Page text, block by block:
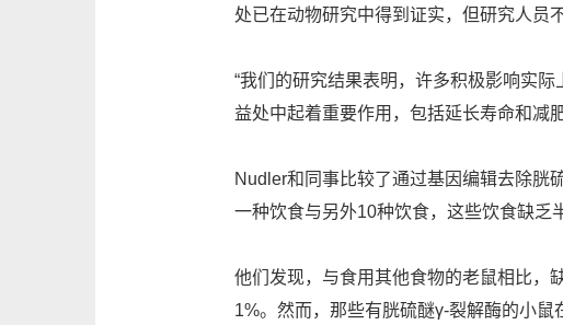
处已在动物研究中得到证实，但研究人员
“我们的研究结果表明，许多积极影响实
益处中起着重要作用，包括延长寿命和减肥
Nudler和同事比较了通过基因编辑去除胱
一种饮食与另外10种饮食，这些饮食缺乏
他们发现，与食用其他食物的老鼠相比
1%。然而，那些有胱硫醚γ-裂解酶的小